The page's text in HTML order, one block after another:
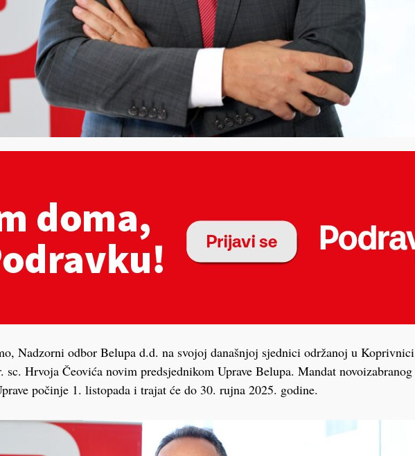
Nadzorni odbor Belupa d.d. na svojoj današnjoj sjednici održanoj u Koprivnici
sc. Hrvoja Čeovića novim predsjednikom Uprave Belupa. Mandat novoizabranog
počinje 1. listopada i trajat će do 30. rujna 2025. godine.